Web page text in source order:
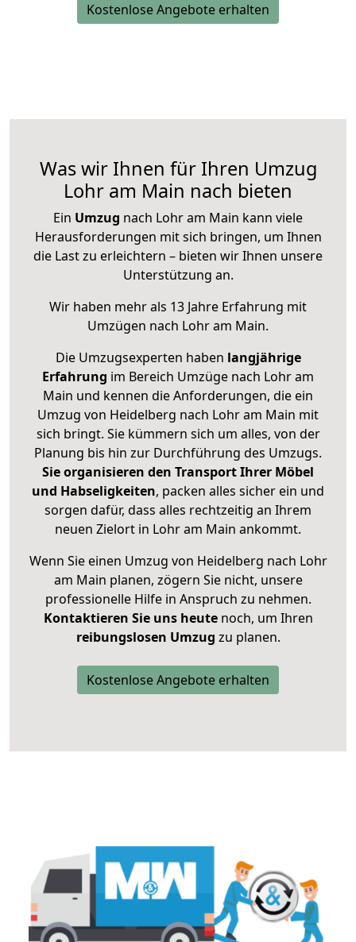
Kostenlose Angebote erhalten
Was wir Ihnen für Ihren Umzug
Lohr am Main nach bieten
Ein Umzug nach Lohr am Main kann viele
Herausforderungen mit sich bringen, um Ihnen
die Last zu erleichtern – bieten wir Ihnen unsere
Unterstützung an.
Wir haben mehr als 13 Jahre Erfahrung mit
Umzügen nach Lohr am Main.
Die Umzugsexperten haben langjährige
Erfahrung im Bereich Umzüge nach Lohr am
Main und kennen die Anforderungen, die ein
Umzug von Heidelberg nach Lohr am Main mit
sich bringt. Sie kümmern sich um alles, von der
Planung bis hin zur Durchführung des Umzugs.
Sie organisieren den Transport Ihrer Möbel
und Habseligkeiten, packen alles sicher ein und
sorgen dafür, dass alles rechtzeitig an Ihrem
neuen Zielort in Lohr am Main ankommt.
Wenn Sie einen Umzug von Heidelberg nach Lohr
am Main planen, zögern Sie nicht, unsere
professionelle Hilfe in Anspruch zu nehmen.
Kontaktieren Sie uns heutenoch, um Ihren
reibungslosen Umzug zu planen.
Kostenlose Angebote erhalten